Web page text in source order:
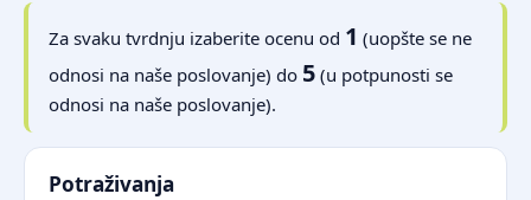
Za svaku tvrdnju izaberite ocenu od 1 (uopšte se ne
odnosi na naše poslovanje) do 5(u potpunosti se
odnosi na naše poslovanje).
Potraživanja